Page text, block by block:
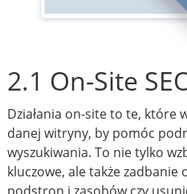
2.1 On-Site
Działania on-site to te, które
danej witryny, by pomóc
wyszukiwania. To nie tylko
kluczowe, ale także zadbanie
podstron i zasobów czy